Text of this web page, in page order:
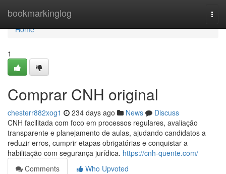
bookmarkinglog
Home
Home
1
Comprar CNH original
chesterr882xog1 234 days ago News
Discuss
CNH facilitada com foco em processos regulares, avaliação
transparente e planejamento de aulas, ajudando candidatos a
reduzir erros, cumprir etapas obrigatórias e conquistar a
habilitação com segurança jurídica. https://cnh-quente.com/
Comments
Who Upvoted